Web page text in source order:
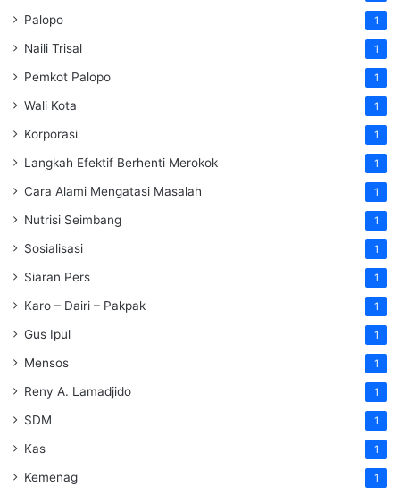
Palopo 1
Naili Trisal 1
Pemkot Palopo 1
Wali Kota 1
Korporasi 1
Langkah Efektif Berhenti Merokok 1
Cara Alami Mengatasi Masalah 1
Nutrisi Seimbang 1
Sosialisasi 1
Siaran Pers 1
Karo – Dairi – Pakpak 1
Gus Ipul 1
Mensos 1
Reny A. Lamadjido 1
SDM 1
Kas 1
Kemenag 1